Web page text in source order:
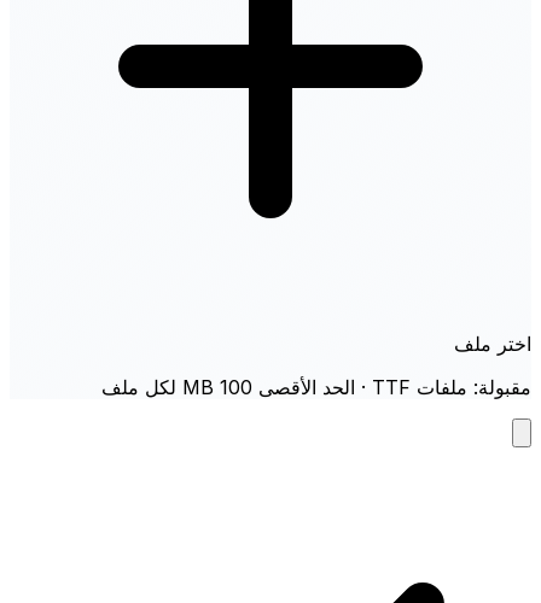
اختر ملف
مقبولة: ملفات TTF · الحد الأقصى 100 MB لكل ملف